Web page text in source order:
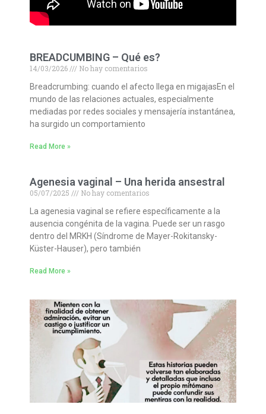
BREADCUMBING – Qué es?
14/03/2026
No hay comentarios
Breadcrumbing: cuando el afecto llega en migajasEn el
mundo de las relaciones actuales, especialmente
mediadas por redes sociales y mensajería instantánea,
ha surgido un comportamiento
Read More »
Agenesia vaginal – Una herida ansestral
05/07/2025
No hay comentarios
La agenesia vaginal se refiere específicamente a la
ausencia congénita de la vagina. Puede ser un rasgo
dentro del MRKH (Síndrome de Mayer-Rokitansky-
Küster-Hauser), pero también
Read More »